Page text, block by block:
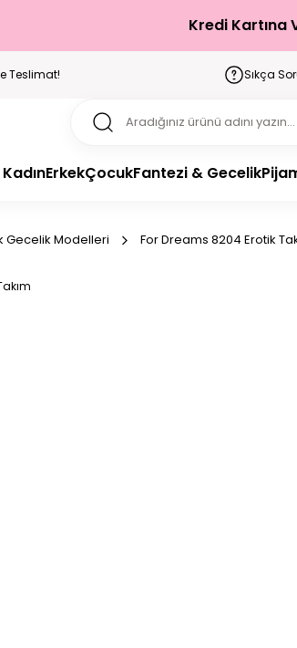
Kredi Kartına
Türkiye’nin Her
Teslimat! Sıkça
KadınErkekÇocukFantezi & Gecelik
Gecelik Modelleri For Dreams 8204 Erotik